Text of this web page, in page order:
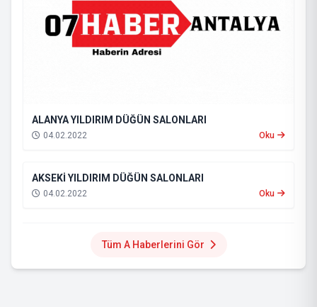
ALANYA YILDIRIM DÜĞÜN SALONLARI
04.02.2022 Oku
AKSEKİ YILDIRIM DÜĞÜN SALONLARI
04.02.2022 Oku
Tüm A Haberlerini Gör